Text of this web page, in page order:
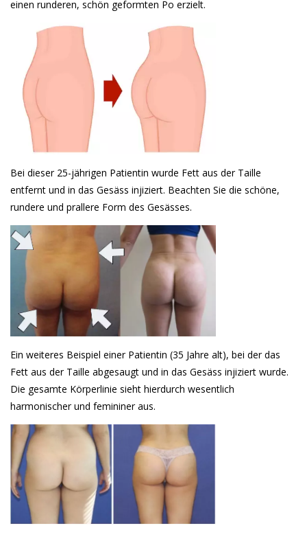
einen runderen, schön geformten Po erzielt.
Bei dieser 25-jährigen Patientin wurde Fett aus der Taille
entfernt und in das Gesäss injiziert. Beachten Sie die schöne,
rundere und prallere Form des Gesässes.
Ein weiteres Beispiel einer Patientin (35 Jahre alt), bei der das
Fett aus der Taille abgesaugt und in das Gesäss injiziert wurde.
Die gesamte Körperlinie sieht hierdurch wesentlich
harmonischer und femininer aus.